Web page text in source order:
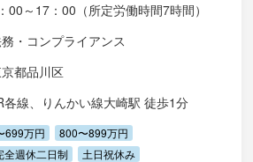
00～17：00（所定労働時間7時間）
・コンプライアンス
都品川区
各線、りんかい線大崎駅 徒歩1分
699万円
800〜899万円
全週休二日制
土日祝休み